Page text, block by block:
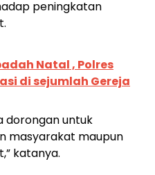
peningkatan
Natal , Polres
di sejumlah Gereja
dorongan untuk
masyarakat maupun
katanya.